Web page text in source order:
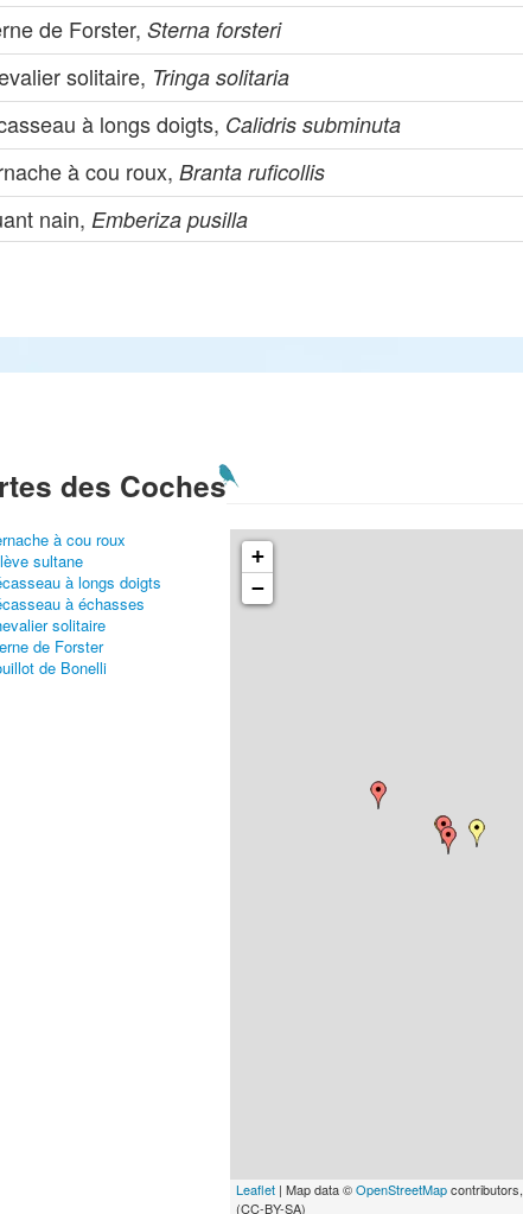
de Forster,Sterna forsteri
solitaire, Tringa solitaria
à longs doigts, Calidris subminuta
à cou roux,Branta ruficollis
nain, Emberiza pusilla
des Coches
à cou roux
sultane
à longs doigts
à échasses
solitaire
de Forster
de Bonelli
+
−
Leaflet| Map data ©OpenStreetMapcontributors,
(CC-BY-SA)